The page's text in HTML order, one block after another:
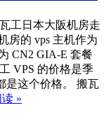
工日本大阪机房走
房的 vps 主机作为
CN2 GIA-E 套餐
VPS 的价格是季
是这个价格。 搬瓦
»